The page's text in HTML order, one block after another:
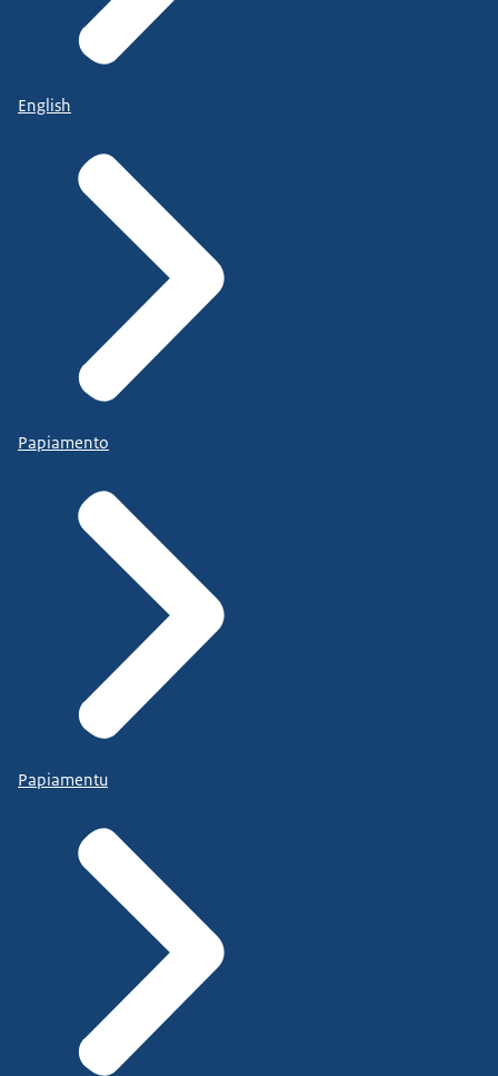
English
Papiamento
Papiamentu